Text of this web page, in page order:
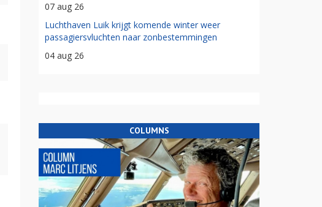
07 aug 26
Luchthaven Luik krijgt komende winter weer
passagiersvluchten naar zonbestemmingen
04 aug 26
COLUMNS